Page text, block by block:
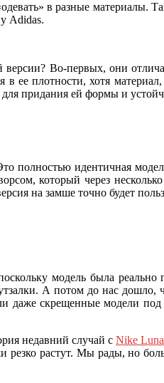
в разные
Adidas.
версии? Во-первых, они
ее плотности, хотя
придания ей формы и
полностью идентичная
который через
на замше точно будет
модель была
А потом до нас
даже скрещенные модели
недавний случай с Nike
растут. Мы рады, но